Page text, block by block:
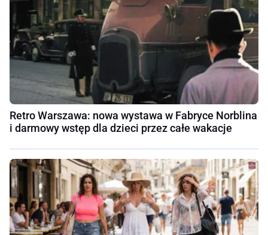
Retro Warszawa: nowa wystawa w Fabryce Norblina
i darmowy wstęp dla dzieci przez całe wakacje